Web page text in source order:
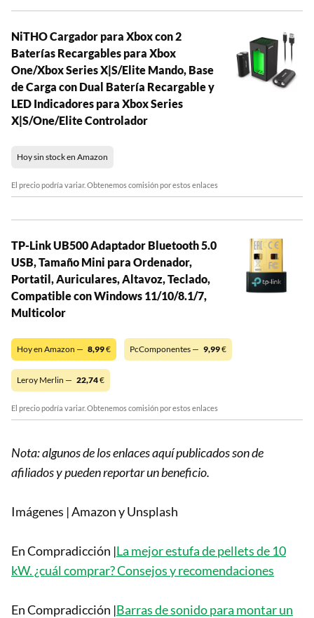
NiTHO Cargador para Xbox con 2
Baterías Recargables para Xbox
One/Xbox Series X|S/Elite Mando, Base
de Carga con Dual Batería Recargable y
LED Indicadores para Xbox Series
X|S/One/Elite Controlador
Hoy sin stock en Amazon
El precio podría variar. Obtenemos comisión por estos enlaces
TP-Link UB500 Adaptador Bluetooth 5.0
USB, Tamaño Mini para Ordenador,
Portatil, Auriculares, Altavoz, Teclado,
Compatible con Windows 11/10/8.1/7,
Multicolor
Hoy en Amazon — 8,99€ PcComponentes — 9,99€
Leroy Merlin — 22,74€
El precio podría variar. Obtenemos comisión por estos enlaces
Nota: algunos de los enlaces aquí publicados son de
afiliados y pueden reportar un beneficio.
Imágenes | Amazon y Unsplash
En Compradicción |La mejor estufa de pellets de 10
kW. ¿cuál comprar? Consejos y recomendaciones
En Compradicción |Barras de sonido para montar un